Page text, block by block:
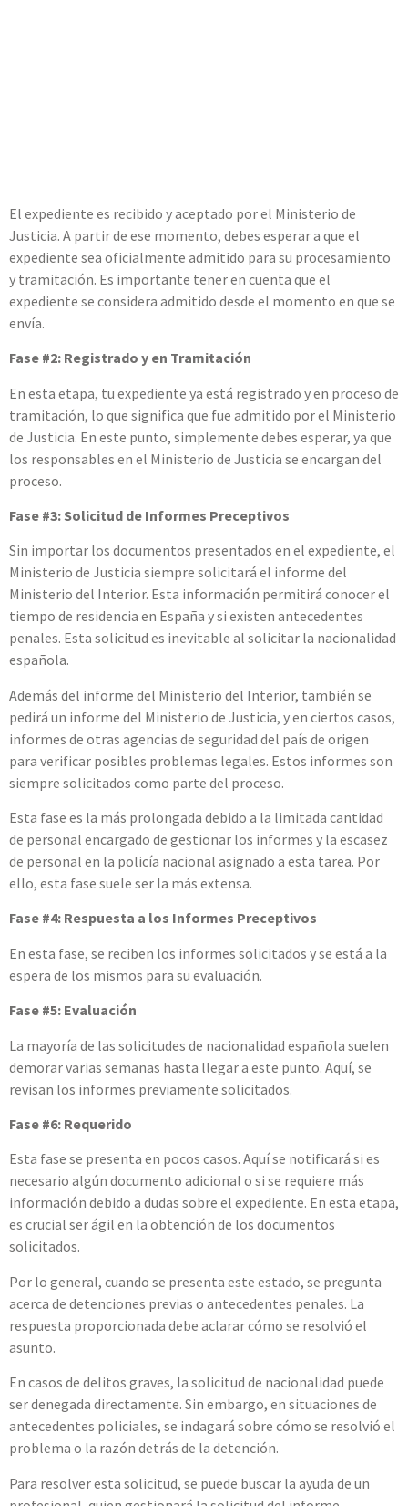
El expediente es recibido y aceptado por el Ministerio de
Justicia. A partir de ese momento, debes esperar a que el
expediente sea oficialmente admitido para su procesamiento
y tramitación. Es importante tener en cuenta que el
expediente se considera admitido desde el momento en que se
envía.
Fase #2: Registrado y en Tramitación
En esta etapa, tu expediente ya está registrado y en proceso de
tramitación, lo que significa que fue admitido por el Ministerio
de Justicia. En este punto, simplemente debes esperar, ya que
los responsables en el Ministerio de Justicia se encargan del
proceso.
Fase #3: Solicitud de Informes Preceptivos
Sin importar los documentos presentados en el expediente, el
Ministerio de Justicia siempre solicitará el informe del
Ministerio del Interior. Esta información permitirá conocer el
tiempo de residencia en España y si existen antecedentes
penales. Esta solicitud es inevitable al solicitar la nacionalidad
española.
Además del informe del Ministerio del Interior, también se
pedirá un informe del Ministerio de Justicia, y en ciertos casos,
informes de otras agencias de seguridad del país de origen
para verificar posibles problemas legales. Estos informes son
siempre solicitados como parte del proceso.
Esta fase es la más prolongada debido a la limitada cantidad
de personal encargado de gestionar los informes y la escasez
de personal en la policía nacional asignado a esta tarea. Por
ello, esta fase suele ser la más extensa.
Fase #4: Respuesta a los Informes Preceptivos
En esta fase, se reciben los informes solicitados y se está a la
espera de los mismos para su evaluación.
Fase #5: Evaluación
La mayoría de las solicitudes de nacionalidad española suelen
demorar varias semanas hasta llegar a este punto. Aquí, se
revisan los informes previamente solicitados.
Fase #6: Requerido
Esta fase se presenta en pocos casos. Aquí se notificará si es
necesario algún documento adicional o si se requiere más
información debido a dudas sobre el expediente. En esta etapa,
es crucial ser ágil en la obtención de los documentos
solicitados.
Por lo general, cuando se presenta este estado, se pregunta
acerca de detenciones previas o antecedentes penales. La
respuesta proporcionada debe aclarar cómo se resolvió el
asunto.
En casos de delitos graves, la solicitud de nacionalidad puede
ser denegada directamente. Sin embargo, en situaciones de
antecedentes policiales, se indagará sobre cómo se resolvió el
problema o la razón detrás de la detención.
Para resolver esta solicitud, se puede buscar la ayuda de un